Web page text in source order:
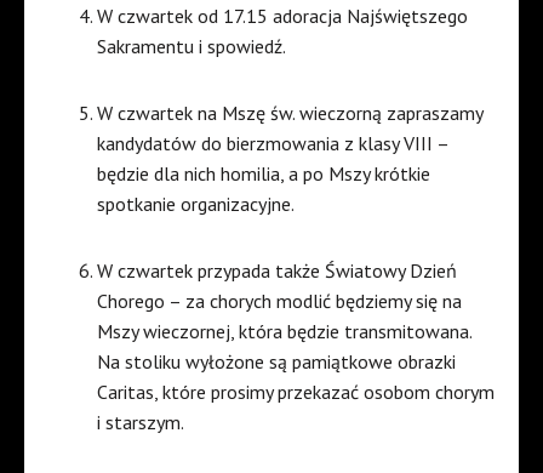
W czwartek od 17.15 adoracja Najświętszego
Sakramentu i spowiedź.
W czwartek na Mszę św. wieczorną zapraszamy
kandydatów do bierzmowania z klasy VIII –
będzie dla nich homilia, a po Mszy krótkie
spotkanie organizacyjne.
W czwartek przypada także Światowy Dzień
Chorego – za chorych modlić będziemy się na
Mszy wieczornej, która będzie transmitowana.
Na stoliku wyłożone są pamiątkowe obrazki
Caritas, które prosimy przekazać osobom chorym
i starszym.